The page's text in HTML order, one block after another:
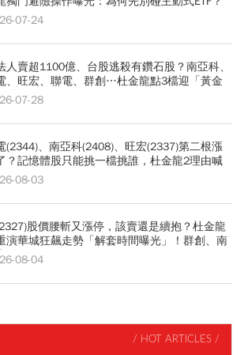
07-24
人賣超1100億、台股逃殺有鑽石股？南亞科、
、旺宏、聯電、群創…杜金龍點3檔迎「黃金
點07-28
(2344)、南亞科(2408)、旺宏(2337)第二根漲
？記憶體股只能挑一檔挑誰，杜金龍2理由喊
08-03
股價腰斬又漲停，該賣還是續抱？杜金龍
演華城狂飆走勢「解套時間曝光」！群創、南
點名08-04
/ HOT ARTICLES /